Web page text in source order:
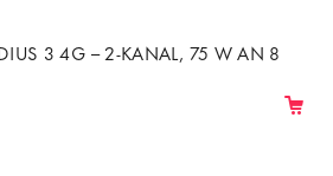
3 4G – 2-KANAL, 75 W AN 8